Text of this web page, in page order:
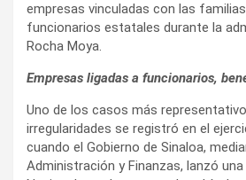
empresas vinculadas con las
funcionarios estatales durante la
Rocha Moya.
Empresas ligadas a funcionarios,
Uno de los casos más
irregularidades se registró en el
cuando el Gobierno de Sinaloa,
Administración y Finanzas, lanzó